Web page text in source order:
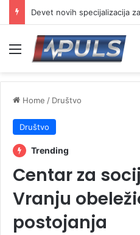
Menu
Home / Društvo
Društvo
Trending
Centar za
Vranju
postojanja